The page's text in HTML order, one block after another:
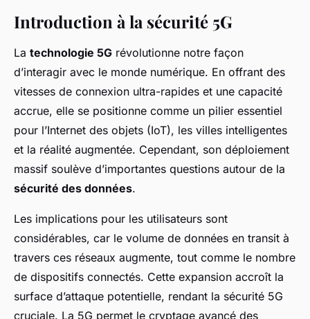
Sécurité et 5G : ce que tout
utilisateur de smartphone
devrait savoir
6 min de lecture
Introduction à la sécurité 5G
La technologie 5G révolutionne notre façon
d’interagir avec le monde numérique. En offrant des
vitesses de connexion ultra-rapides et une capacité
accrue, elle se positionne comme un pilier essentiel
pour l’Internet des objets (IoT), les villes intelligentes
et la réalité augmentée. Cependant, son déploiement
massif soulève d’importantes questions autour de la
sécurité des données.
Les implications pour les utilisateurs sont
considérables, car le volume de données en transit à
travers ces réseaux augmente, tout comme le nombre
de dispositifs connectés. Cette expansion accroît la
surface d’attaque potentielle, rendant la sécurité 5G
cruciale. La 5G permet le cryptage avancé des